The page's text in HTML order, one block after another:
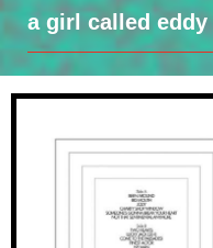
a girl called eddy